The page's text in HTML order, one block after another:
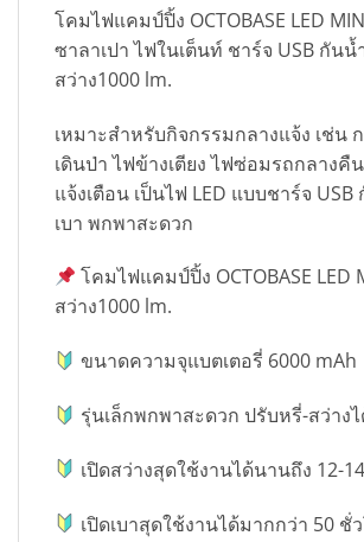
โคมไฟแคมป์ปิ้ง OCTOBASE LED
ซาลาเปา ไฟในเต็นท์ ชาร์จ USB กันน้
สว่าง1000 lm.
เหมาะสำหรับกิจกรรมกลางแจ้ง เช่น
เดินป่า ไฟข้างเตียง ไฟซ่อมรถกลางคื
แจ้งเตือน เป็นไฟ LED แบบชาร์จ
เบา พกพาสะดวก
โคมไฟแคมป์ปิ้ง OCTOBASE LED
สว่าง1000 lm.
ขนาดความจุแบตเตอรี่ 6000 mAh
รุ่นเล็กพกพาสะดวก ปรับหรี่-สว่าง
เปิดสว่างสุดใช้งานได้นานถึง 12-
เปิดเบาสุดใช้งานได้มากกว่า 50 ชั่